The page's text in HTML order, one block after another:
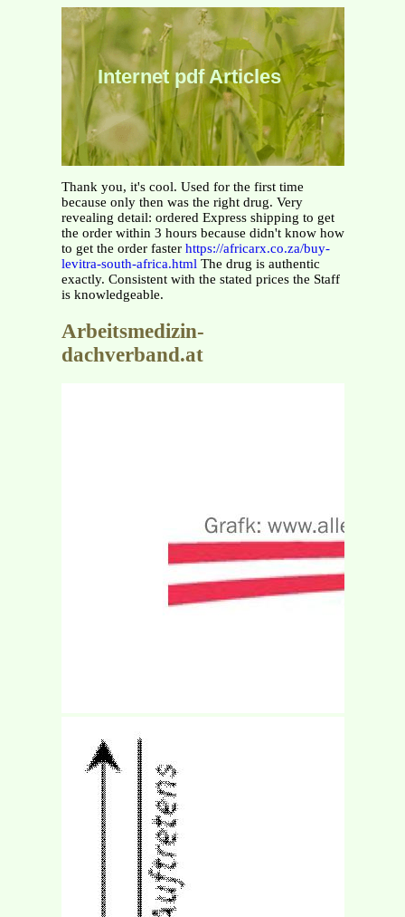
Internet pdf Articles
Thank you, it's cool. Used for the first time
because only then was the right drug. Very
revealing detail: ordered Express shipping to get
the order within 3 hours because didn't know how
to get the order faster https://africarx.co.za/buy-
levitra-south-africa.html The drug is authentic
exactly. Consistent with the stated prices the Staff
is knowledgeable.
Arbeitsmedizin-
dachverband.at